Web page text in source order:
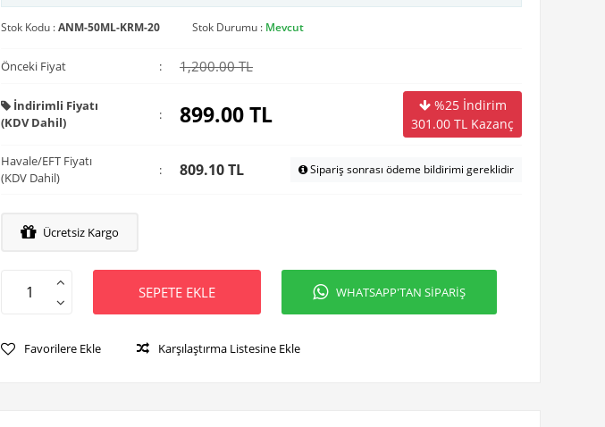
Stok Kodu :ANM-50ML-KRM-20 Stok Durumu : Mevcut
Önceki Fiyat : 1,200.00 TL
İndirimli Fiyatı
(KDV Dahil)
: 899.00TL
%25 İndirim
301.00 TL Kazanç
Havale/EFT Fiyatı
(KDV Dahil)
: 809.10 TL Sipariş sonrası ödeme bildirimi gereklidir
Ücretsiz Kargo
SEPETE EKLE WHATSAPP'TAN SİPARİŞ
Favorilere Ekle Karşılaştırma Listesine Ekle